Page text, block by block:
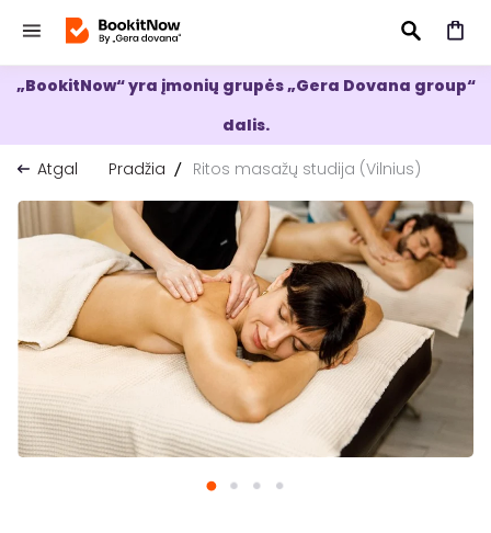
IEŠKOTI
„BookitNow“ yra įmonių grupės „Gera Dovana group“
dalis.
Atgal
Pradžia Ritos masažų studija (Vilnius)